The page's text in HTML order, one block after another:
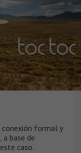
conexión formal y
base de
caso.